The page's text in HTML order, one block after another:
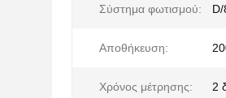
Σύστημα φωτισμού:
Αποθήκευση:
Χρόνος μέτρησης: 2